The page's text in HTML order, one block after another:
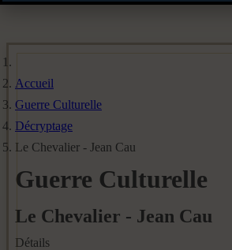
Accueil
Guerre Culturelle
Décryptage
Le Chevalier - Jean Cau
Guerre Culturelle
Le Chevalier - Jean Cau
Détails